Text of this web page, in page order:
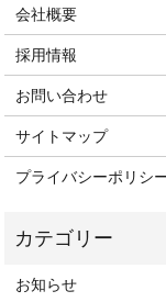
会社概要
採用情報
お問い合わせ
サイトマップ
プライバシーポリシ
お知らせ